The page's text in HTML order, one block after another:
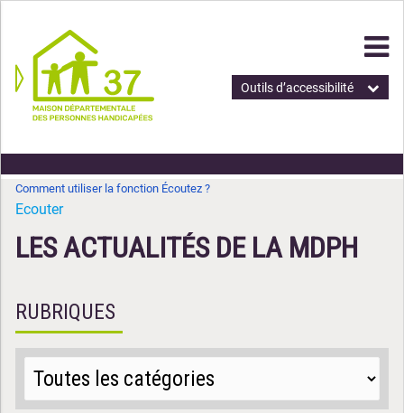
Outils d’accessibilité
Comment utiliser la fonction Écoutez ?
Ecouter
LES ACTUALITÉS DE LA MDPH
RUBRIQUES